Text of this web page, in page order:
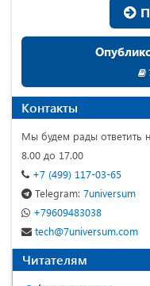
Контакты
Мы будем рады ответить
8.00 до 17.00
+7 (499) 117-03-65
Telegram: 7universum
+79609483038
tech@7universum.com
Читателям